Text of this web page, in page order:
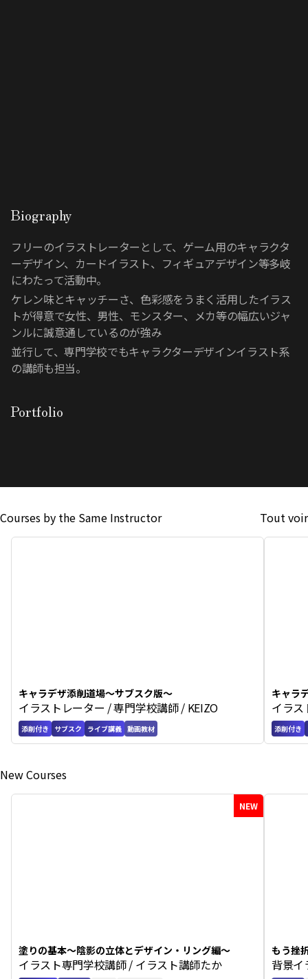
Biography
フリーのイラストレーターとして、ゲーム用のキャラクタ
ーデザイン、カードイラスト、フィギュアデザイン等多岐
にわたって活動中。
ケレン味とキャッチーさ、色彩感をうまく活用したイラス
トが得意で女性、男性、モンスター、メカ等の幅広いジャ
ンルに誠意通しているのが強み
並行して、専門学校でもキャラクターデザインイラスト系
の講師も担当。
Portfolio
Courses by the Same Instructor Tout voir
キャラデザ添削道場〜サブスク版〜
イラストレーター / 専門学校講師 / KEIZO
添削付き サブスク ライブ講義 動画教材
キャラ
編〜
イラス
添削付き
New Courses
塗りの基本〜陰影の立体とデザイン・リング編〜
イラスト専門学校講師 / イラスト講師たか
NEW
もう挫
背景イ